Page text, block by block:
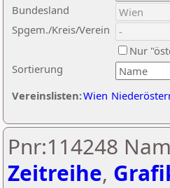
Sortierung
Bundesland
Spgem./Kreis/Verein
Nur
Vereinslisten:Wien
Pnr:114248
Zeitreihe,